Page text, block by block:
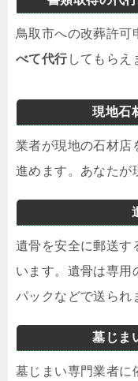
鳥取市への改葬許可
べて代行してもらえ
現地石
業者が現地の石材店
進めます。あなたが
遺骨を安全に郵送す
います。遺骨は専用
パックなどで送られ
墓じま
墓じまい専門業者に